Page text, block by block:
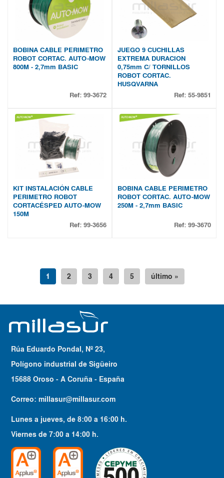
BOBINA CABLE PERIMETRO
ROBOT CORTAC. AUTO-MOW
800M - 2,7mm BASIC
Ref: 99-3672
JUEGO 9 CUCHILLAS
EXTREMA DURACION
0,75mm C/ TORNILLOS
ROBOT CORTAC.
HUSQVARNA
Ref: 55-9851
KIT INSTALACIÓN CABLE
PERIMETRO ROBOT
CORTACÉSPED AUTO-MOW
150M
Ref: 99-3656
BOBINA CABLE PERIMETRO
ROBOT CORTAC. AUTO-MOW
250M - 2,7mm BASIC
Ref: 99-3670
1 2 3 4 5 último »
Rúa Eduardo Pondal, Nº 23,
Polígono industrial de Sigüeiro
15688 Oroso - A Coruña - España
Correo:millasur@millasur.com
Lunes a jueves, de8:00 a 16:00 h.
Viernes de7:00 a 14:00 h.